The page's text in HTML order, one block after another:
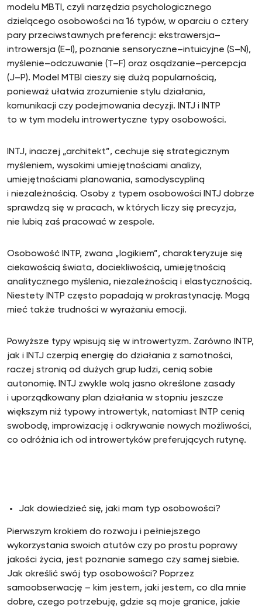
modelu MBTI, czyli narzędzia psychologicznego
dzielącego osobowości na 16 typów, w oparciu o cztery
pary przeciwstawnych preferencji: ekstrawersja–
introwersja (E–I), poznanie sensoryczne–intuicyjne (S–N),
myślenie–odczuwanie (T–F) oraz osądzanie–percepcja
(J–P). Model MTBI cieszy się dużą popularnością,
ponieważ ułatwia zrozumienie stylu działania,
komunikacji czy podejmowania decyzji. INTJ i INTP
to w tym modelu introwertyczne typy osobowości.
INTJ, inaczej „architekt”, cechuje się strategicznym
myśleniem, wysokimi umiejętnościami analizy,
umiejętnościami planowania, samodyscypliną
i niezależnością. Osoby z typem osobowości INTJ dobrze
sprawdzą się w pracach, w których liczy się precyzja,
nie lubią zaś pracować w zespole.
Osobowość INTP, zwana „logikiem”, charakteryzuje się
ciekawością świata, dociekliwością, umiejętnością
analitycznego myślenia, niezależnością i elastycznością.
Niestety INTP często popadają w prokrastynację. Mogą
mieć także trudności w wyrażaniu emocji.
Powyższe typy wpisują się w introwertyzm. Zarówno INTP,
jak i INTJ czerpią energię do działania z samotności,
raczej stronią od dużych grup ludzi, cenią sobie
autonomię. INTJ zwykle wolą jasno określone zasady
i uporządkowany plan działania w stopniu jeszcze
większym niż typowy introwertyk, natomiast INTP cenią
swobodę, improwizację i odkrywanie nowych możliwości,
co odróżnia ich od introwertyków preferujących rutynę.
Jak dowiedzieć się, jaki mam typ osobowości?
Pierwszym krokiem do rozwoju i pełniejszego
wykorzystania swoich atutów czy po prostu poprawy
jakości życia, jest poznanie samego czy samej siebie.
Jak określić swój typ osobowości? Poprzez
samoobserwację – kim jestem, jaki jestem, co dla mnie
dobre, czego potrzebuję, gdzie są moje granice, jakie